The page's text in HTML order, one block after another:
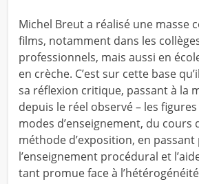
Michel Breut a réalisé une masse
films, notamment dans les
professionnels, mais aussi en
en crèche. C’est sur cette base
sa réflexion critique, passant à la
depuis le réel observé – les
modes d’enseignement, du cours
méthode d’exposition, en passant
l’enseignement procédural et
tant promue face à